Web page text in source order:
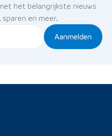
het belangrijkste nieuws
en meer.
Aanmelden